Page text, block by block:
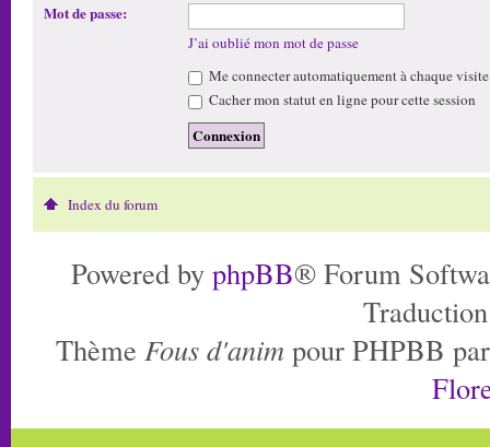
Mot de passe:
J’ai oublié mon mot de passe
Me connecter automatiquement à chaque visite
Cacher mon statut en ligne pour cette session
Index du forum
Powered by phpBB® Forum
Thème Fous d'anim pour PHPBB